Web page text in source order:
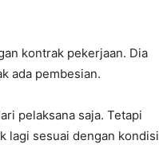
kontrak pekerjaan. Dia
ada pembesian.
pelaksana saja. Tetapi
lagi sesuai dengan kondisi